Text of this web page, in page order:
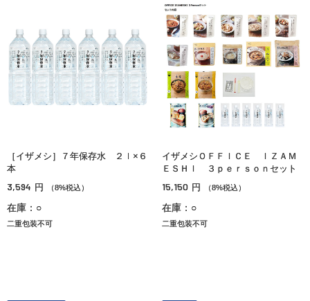
［イザメシ］７年保存水 ２ｌ×６
本
3,594 円 （8%税込）
在庫：○
二重包装不可
イザメシＯＦＦＩＣＥ ＩＺＡＭ
ＥＳＨＩ ３ｐｅｒｓｏｎセット
15,150 円 （8%税込）
在庫：○
二重包装不可